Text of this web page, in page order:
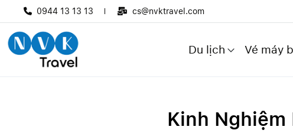
0944 13 13 13 cs@nvktravel.com
Du lịch Vé máy
Kinh Nghiệm